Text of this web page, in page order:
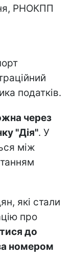
РНОКПП
податків.
через
"Дія". У
між
які стали
про
до
номером